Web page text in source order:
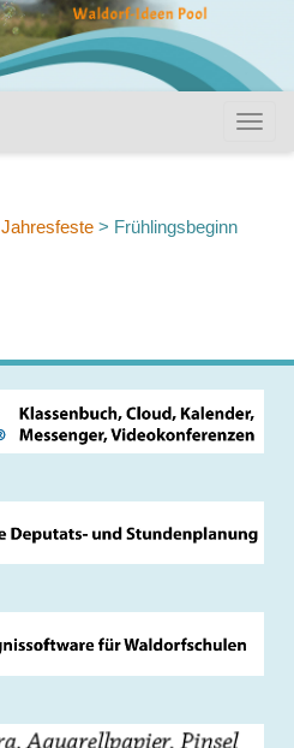
Jahresfeste > Frühlingsbeginn